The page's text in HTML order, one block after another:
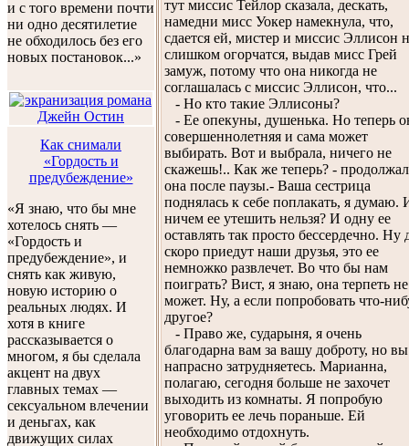
и с того времени почти
ни одно десятилетие
не обходилось без его
новых постановок...»
Как снимали
«Гордость и
предубеждение»
«Я знаю, что бы мне
хотелось снять —
«Гордость и
предубеждение», и
снять как живую,
новую историю о
реальных людях. И
хотя в книге
рассказывается о
многом, я бы сделала
акцент на двух
главных темах —
сексуальном влечении
и деньгах, как
движущих силах
тут миссис Тейлор сказала, дескать,
намедни мисс Уокер намекнула, что,
сдается ей, мистер и миссис Эллисон
слишком огорчатся, выдав мисс Грей
замуж, потому что она никогда не
соглашалась с миссис Эллисон, что...
- Но кто такие Эллисоны?
- Ее опекуны, душенька. Но теперь
совершеннолетняя и сама может
выбирать. Вот и выбрала, ничего не
скажешь!.. Как же теперь? -
она после паузы.- Ваша сестрица
поднялась к себе поплакать, я думаю.
ничем ее утешить нельзя? И одну ее
оставлять так просто бессердечно. Ну
скоро приедут наши друзья, это ее
немножко развлечет. Во что бы нам
поиграть? Вист, я знаю, она терпеть не
может. Ну, а если попробовать что-
другое?
- Право же, сударыня, я очень
благодарна вам за вашу доброту, но вы
напрасно затрудняетесь. Марианна,
полагаю, сегодня больше не захочет
выходить из комнаты. Я попробую
уговорить ее лечь пораньше. Ей
необходимо отдохнуть.